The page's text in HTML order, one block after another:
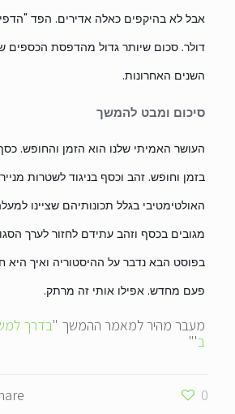
דולר. סכום שיותר גדול מהדפסת הכספים
השנים האחרונות.
סיכום ומבט להמשך
העושר האמיתי שלנו הוא הזמן והחופש.
בזמן וחופש. זהב וכסף בניגוד לשטרות
האולטימטיבי בגלל תכונותיהם שציינו
מגובים בכסף וזהב עתידם לחזור לערך
בפוסט הבא נדבר על ההיסטוריה ואיך היא
פעם מחדש. אפילו אותי זה מרתק.
מעבר מהיר למאמר ההמשך "בדרך
ב'"
0